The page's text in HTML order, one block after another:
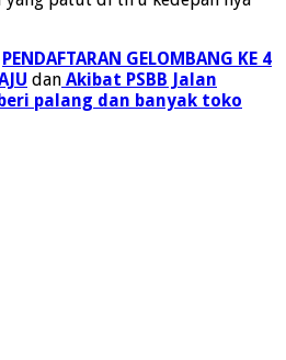
PENDAFTARAN GELOMBANG KE 4
dan Akibat PSBB Jalan
palang dan banyak toko